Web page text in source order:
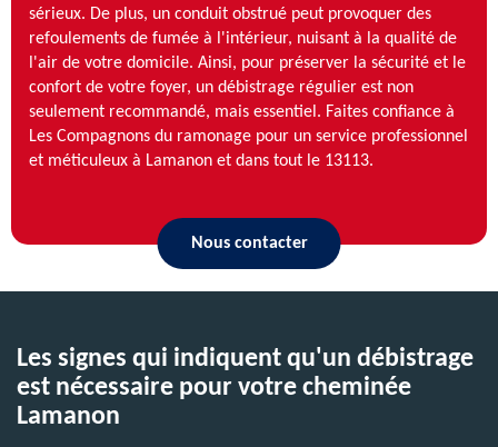
sérieux. De plus, un conduit obstrué peut provoquer des
refoulements de fumée à l'intérieur, nuisant à la qualité de
l'air de votre domicile. Ainsi, pour préserver la sécurité et le
confort de votre foyer, un débistrage régulier est non
seulement recommandé, mais essentiel. Faites confiance à
Les Compagnons du ramonage pour un service professionnel
et méticuleux à Lamanon et dans tout le 13113.
Nous contacter
Les signes qui indiquent qu'un débistrage
est nécessaire pour votre cheminée
Lamanon